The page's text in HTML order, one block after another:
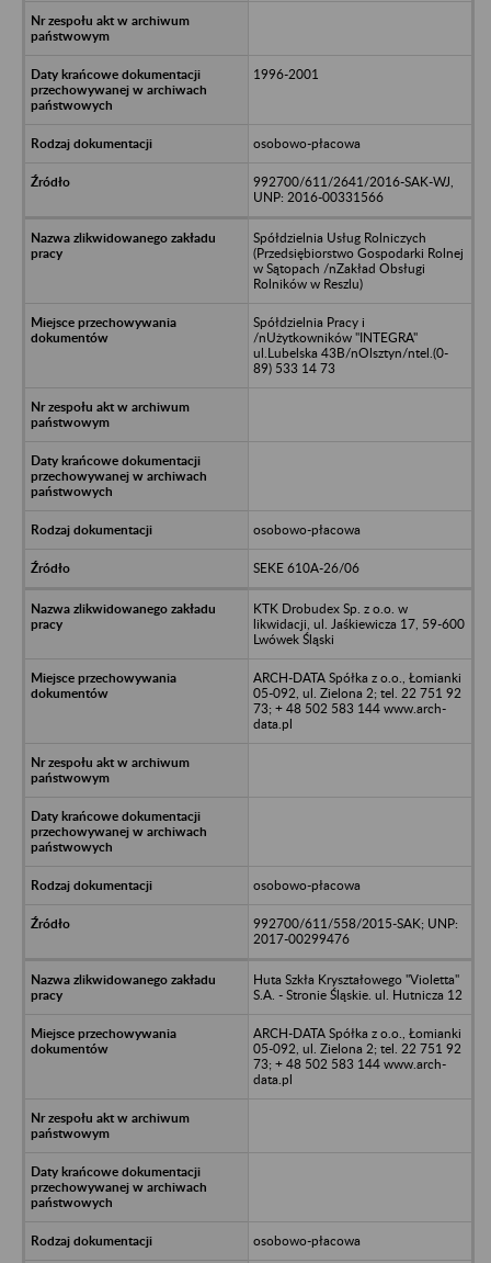
1996-2001
osobowo-płacowa
992700/611/2641/2016-SAK-WJ,
UNP: 2016-00331566
Spółdzielnia Usług Rolniczych
(Przedsiębiorstwo Gospodarki Rolnej
w Sątopach /nZakład Obsługi
Rolników w Reszlu)
Spółdzielnia Pracy i
/nUżytkowników "INTEGRA"
ul.Lubelska 43B/nOlsztyn/ntel.(0-
89) 533 14 73
osobowo-płacowa
SEKE 610A-26/06
KTK Drobudex Sp. z o.o. w
likwidacji, ul. Jaśkiewicza 17, 59-600
Lwówek Śląski
ARCH-DATA Spółka z o.o., Łomianki
05-092, ul. Zielona 2; tel. 22 751 92
73; + 48 502 583 144 www.arch-
data.pl
osobowo-płacowa
992700/611/558/2015-SAK; UNP:
2017-00299476
Huta Szkła Kryształowego "Violetta"
S.A. - Stronie Śląskie. ul. Hutnicza 12
ARCH-DATA Spółka z o.o., Łomianki
05-092, ul. Zielona 2; tel. 22 751 92
73; + 48 502 583 144 www.arch-
data.pl
osobowo-płacowa